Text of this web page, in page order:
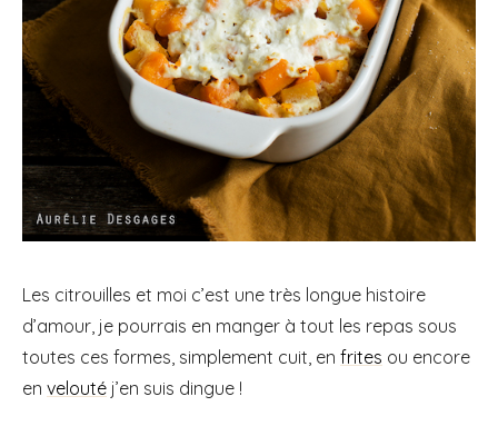
Les citrouilles et moi c’est une très longue histoire
d’amour, je pourrais en manger à tout les repas sous
toutes ces formes, simplement cuit, en frites ou encore
en velouté j’en suis dingue !